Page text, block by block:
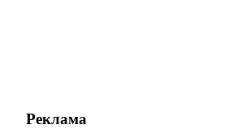
Реклама